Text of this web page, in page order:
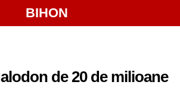
BIHON
de 20 de milioane